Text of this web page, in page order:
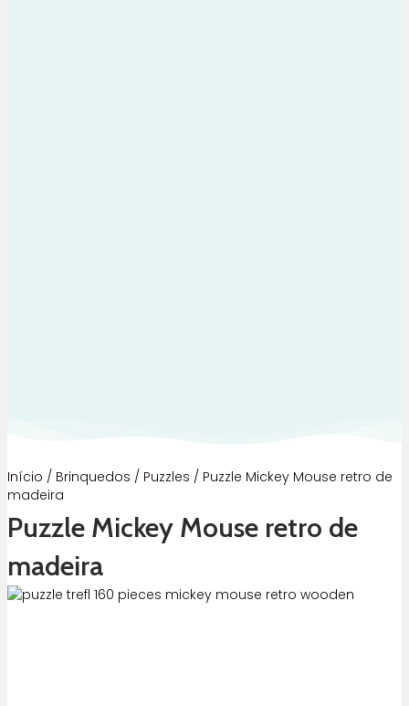
Início / Brinquedos / Puzzles / Puzzle Mickey Mouse retro de
madeira
Puzzle Mickey Mouse retro de
madeira